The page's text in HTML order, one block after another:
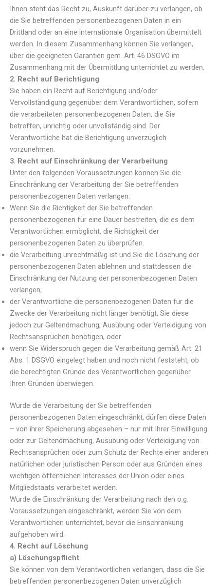
Ihnen steht das Recht zu, Auskunft darüber zu verlangen, ob
die Sie betreffenden personenbezogenen Daten in ein
Drittland oder an eine internationale Organisation übermittelt
werden. In diesem Zusammenhang können Sie verlangen,
über die geeigneten Garantien gem. Art. 46 DSGVO im
Zusammenhang mit der Übermittlung unterrichtet zu werden.
2. Recht auf Berichtigung
Sie haben ein Recht auf Berichtigung und/oder
Vervollständigung gegenüber dem Verantwortlichen, sofern
die verarbeiteten personenbezogenen Daten, die Sie
betreffen, unrichtig oder unvollständig sind. Der
Verantwortliche hat die Berichtigung unverzüglich
vorzunehmen.
3. Recht auf Einschränkung der Verarbeitung
Unter den folgenden Voraussetzungen können Sie die
Einschränkung der Verarbeitung der Sie betreffenden
personenbezogenen Daten verlangen:
Wenn Sie die Richtigkeit der Sie betreffenden
personenbezogenen für eine Dauer bestreiten, die es dem
Verantwortlichen ermöglicht, die Richtigkeit der
personenbezogenen Daten zu überprüfen.
die Verarbeitung unrechtmäßig ist und Sie die Löschung der
personenbezogenen Daten ablehnen und stattdessen die
Einschränkung der Nutzung der personenbezogenen Daten
verlangen;
der Verantwortliche die personenbezogenen Daten für die
Zwecke der Verarbeitung nicht länger benötigt, Sie diese
jedoch zur Geltendmachung, Ausübung oder Verteidigung von
Rechtsansprüchen benötigen, oder
wenn Sie Widerspruch gegen die Verarbeitung gemäß Art. 21
Abs. 1 DSGVO eingelegt haben und noch nicht feststeht, ob
die berechtigten Gründe des Verantwortlichen gegenüber
Ihren Gründen überwiegen.
Wurde die Verarbeitung der Sie betreffenden
personenbezogenen Daten eingeschränkt, dürfen diese Daten
– von ihrer Speicherung abgesehen – nur mit Ihrer Einwilligung
oder zur Geltendmachung, Ausübung oder Verteidigung von
Rechtsansprüchen oder zum Schutz der Rechte einer anderen
natürlichen oder juristischen Person oder aus Gründen eines
wichtigen öffentlichen Interesses der Union oder eines
Mitgliedstaats verarbeitet werden.
Wurde die Einschränkung der Verarbeitung nach den o.g.
Voraussetzungen eingeschränkt, werden Sie von dem
Verantwortlichen unterrichtet, bevor die Einschränkung
aufgehoben wird.
4. Recht auf Löschung
a) Löschungspflicht
Sie können von dem Verantwortlichen verlangen, dass die Sie
betreffenden personenbezogenen Daten unverzüglich